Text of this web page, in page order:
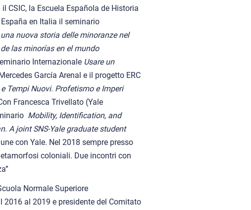
CSIC, la Escuela Española de Historia
en Italia il seminario
nuova storia delle minoranze nel
las minorías en el mundo
Internazionale Usare un
García Arenal e il progetto ERC
Tempi Nuovi. Profetismo e Imperi
Francesca Trivellato (Yale
Mobility, Identification, and
A joint SNS-Yale graduate student
con Yale. Nel 2018 sempre presso
coloniali. Due incontri con
Normale Superiore
2016 al 2019 e presidente del Comitato